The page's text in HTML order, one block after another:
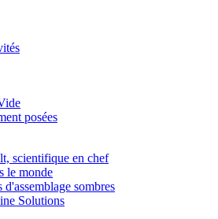
posées
scientifique en chef
le monde
sombres
Solutions